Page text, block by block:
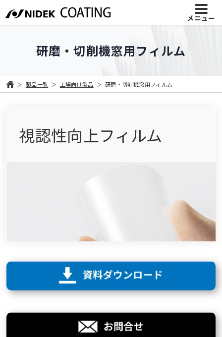
メニュー
研磨・切削機窓用フィルム
製品一覧 工場向け製品 研磨・切削機窓用フィルム
視認性向上フィルム